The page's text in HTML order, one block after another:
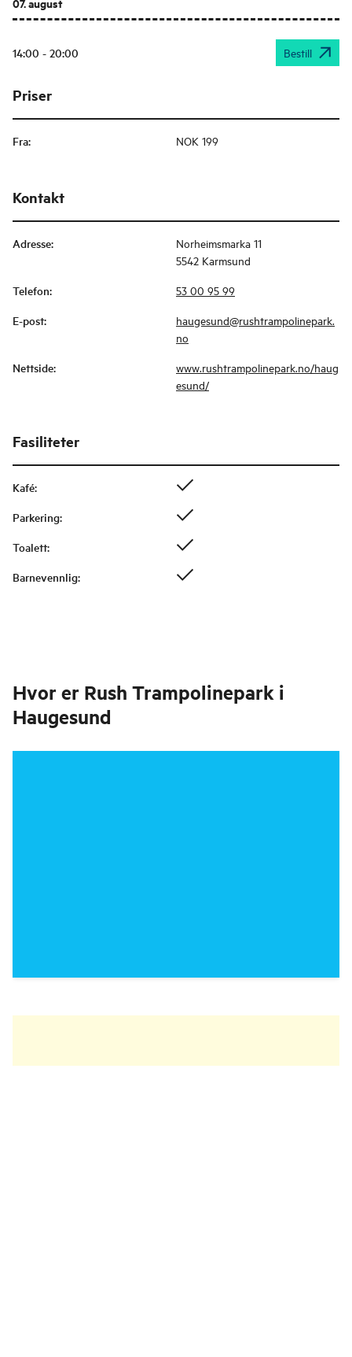
14:00 - 20:00 Bestill
Priser
Fra: NOK 199
Kontakt
Adresse:
Norheimsmarka 11
5542 Karmsund
Telefon: 53 00 95 99
E-post:
haugesund@rushtrampolinepark.
no
Nettside:
www.rushtrampolinepark.no/haug
esund/
Fasiliteter
Kafé:
Parkering:
Toalett:
Barnevennlig:
Hvor er Rush Trampolinepark i
Haugesund